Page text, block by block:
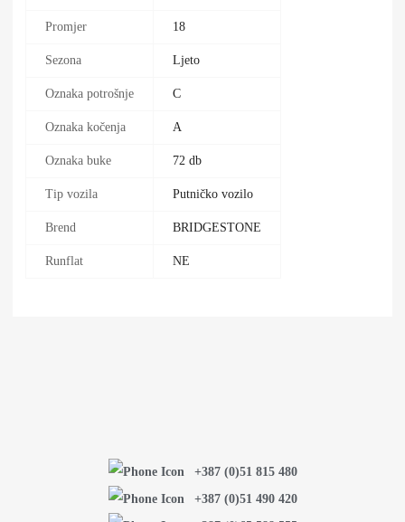
Promjer 18
Sezona Ljeto
Oznaka potrošnje C
Oznaka kočenja A
Oznaka buke 72 db
Tip vozila Putničko vozilo
Brend BRIDGESTONE
Runflat NE
+387 (0)51 815 480
+387 (0)51 490 420